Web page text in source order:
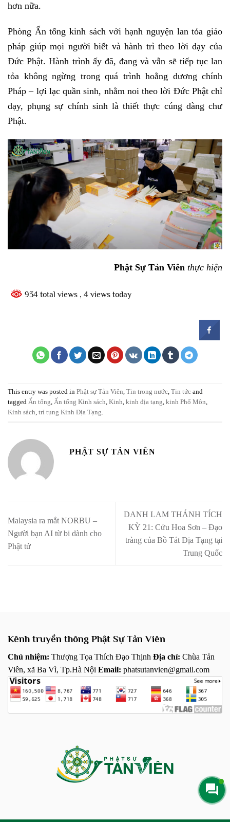
hơn nữa.
Phòng Ấn tống kinh sách với hạnh nguyện lan tỏa giáo
pháp giúp mọi người biết và hành trì theo lời dạy của
Đức Phật. Hành trình ấy đã, đang và vẫn sẽ tiếp tục lan
tỏa không ngừng trong quá trình hoằng dương chính
Pháp – lợi lạc quần sinh, nhằm noi theo lời Đức Phật chỉ
dạy, phụng sự chính sinh là thiết thực cúng dàng chư
Phật.
Phật Sự Tản Viên thực hiện
934 total views , 4 views today
This entry was posted in Phật sự Tản Viên, Tin trong nước, Tin tức and
tagged Ấn tống, Ấn tống Kinh sách, Kinh, kinh địa tạng, kinh Phổ Môn,
Kinh sách, trì tụng Kinh Địa Tạng.
PHẬT SỰ TẢN VIÊN
Malaysia ra mắt NORBU –
Người bạn AI từ bi dành cho
Phật tử
DANH LAM THÁNH TÍCH
KỲ 21: Cửu Hoa Sơn – Đạo
tràng của Bồ Tát Địa Tạng tại
Trung Quốc
Kênh truyền thông Phật Sự Tản Viên
Chủ nhiệm: Thượng Tọa Thích Đạo Thịnh Địa chỉ: Chùa Tản
Viên, xã Ba Vì, Tp.Hà Nội Email: phatsutanvien@gmail.com